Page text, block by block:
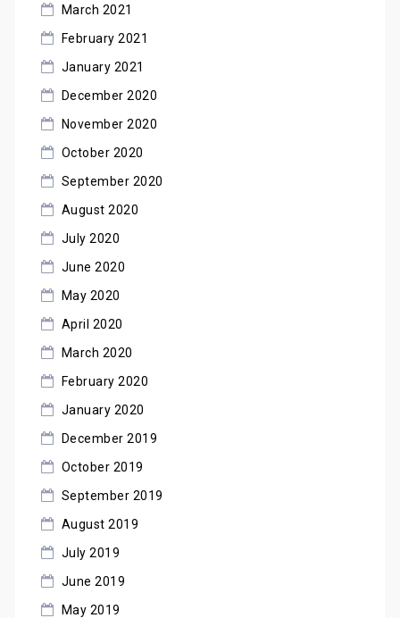
March 2021
February 2021
January 2021
December 2020
November 2020
October 2020
September 2020
August 2020
July 2020
June 2020
May 2020
April 2020
March 2020
February 2020
January 2020
December 2019
October 2019
September 2019
August 2019
July 2019
June 2019
May 2019